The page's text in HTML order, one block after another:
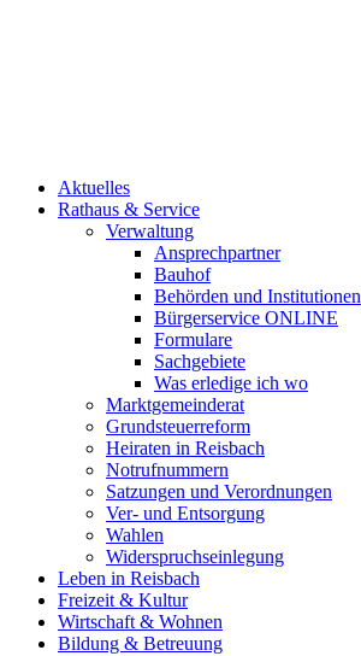
Aktuelles
Rathaus & Service
Verwaltung
Ansprechpartner
Bauhof
Behörden und Institutionen
Bürgerservice ONLINE
Formulare
Sachgebiete
Was erledige ich wo
Marktgemeinderat
Grundsteuerreform
Heiraten in Reisbach
Notrufnummern
Satzungen und Verordnungen
Ver- und Entsorgung
Wahlen
Widerspruchseinlegung
Leben in Reisbach
Freizeit & Kultur
Wirtschaft & Wohnen
Bildung & Betreuung